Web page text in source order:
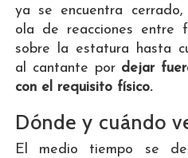
ya se encuentra
ola de reacciones entre
sobre la estatura hasta
al cantante por dejar
con el requisito físico.
Dónde y cuándo
El medio tiempo se